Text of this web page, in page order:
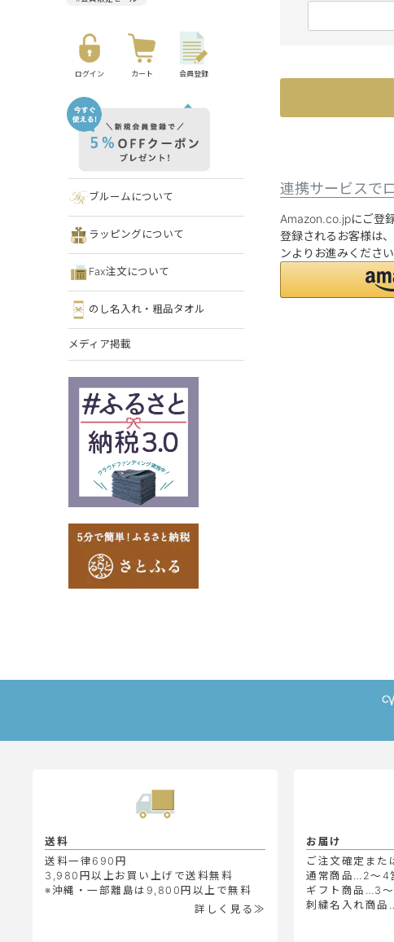
ログイン カート 会員登録
ブルームについて
ラッピングについて
Fax注文について
のし名入れ・粗品タオル
メディア掲載
必
連携サービスで
Amazon.co.jpにご登
登録されるお客様は
ンよりお進みください
送料
送料一律690円
3,980円以上お買い上げで送料無料
※沖縄・一部離島は9,800円以上で無料
詳しく見る≫
お届け
ご注文確定また
通常商品…2～4
ギフト商品…3
刺繍名入れ商品